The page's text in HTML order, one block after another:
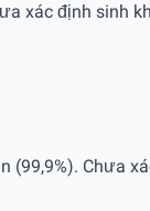
xác định sinh
Chưa